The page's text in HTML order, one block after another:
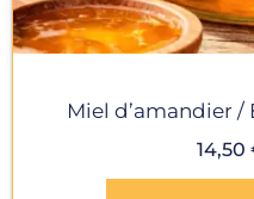
Miel d’amandier /
14,50